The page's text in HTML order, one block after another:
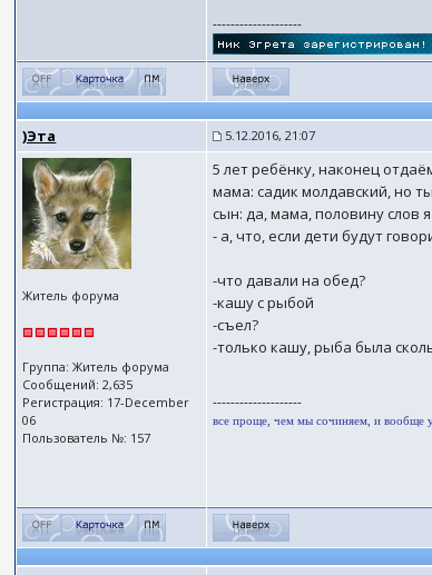
--------------------
)Эта 5.12.2016, 21:07
Житель форума
Группа: Житель форума
Сообщений: 2,635
Регистрация: 17-December
06
Пользователь №: 157
5 лет ребёнку, наконец
мама: садик молдавский, но
сын: да, мама, половину слов
- а, что, если дети будут
-что давали на обед?
-кашу с рыбой
-съел?
-только кашу, рыба была
--------------------
все проще, чем мы сочиняем, и